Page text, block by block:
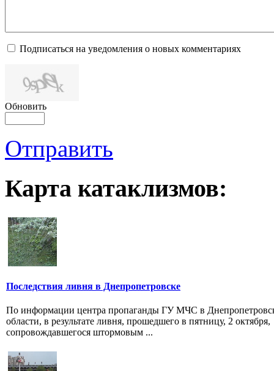
Подписаться на уведомления о новых комментариях
Обновить
Отправить
Карта катаклизмов:
Последствия ливня в Днепропетровске
По информации центра пропаганды ГУ МЧС в
области, в результате ливня, прошедшего в пятницу, 2 октября,
сопровождавшегося штормовым ...